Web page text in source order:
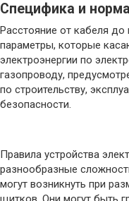
Специфика и
Расстояние от кабеля до
параметры, которые
электроэнергии по
газопроводу,
по строительству,
безопасности.
Правила устройства
разнообразные
могут возникнуть при